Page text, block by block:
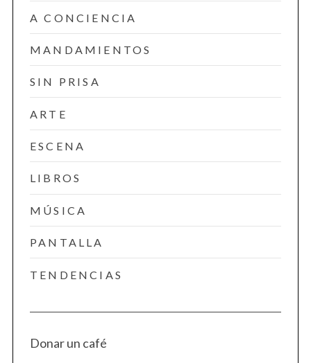
A CONCIENCIA
MANDAMIENTOS
SIN PRISA
ARTE
ESCENA
LIBROS
MÚSICA
PANTALLA
TENDENCIAS
Donar un café